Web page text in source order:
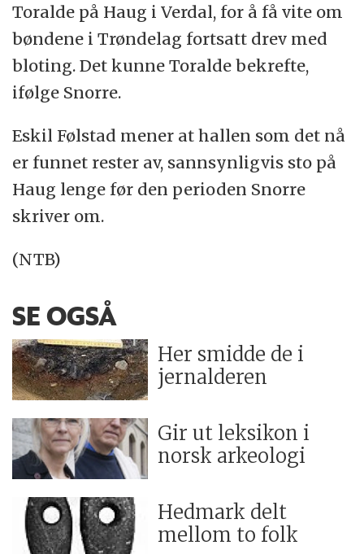
Toralde på Haug i Verdal, for å få vite om
bøndene i Trøndelag fortsatt drev med
bloting. Det kunne Toralde bekrefte,
ifølge Snorre.
Eskil Følstad mener at hallen som det nå
er funnet rester av, sannsynligvis sto på
Haug lenge før den perioden Snorre
skriver om.
(NTB)
SE OGSÅ
Her smidde de i
jernalderen
Gir ut leksikon i
norsk arkeologi
Hedmark delt
mellom to folk